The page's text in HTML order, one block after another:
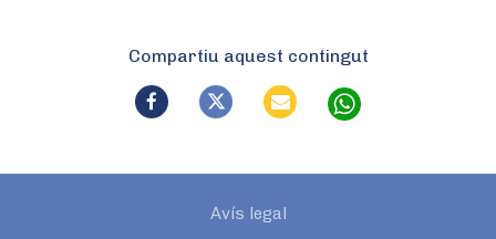
Compartiu aquest contingut
Avís legal